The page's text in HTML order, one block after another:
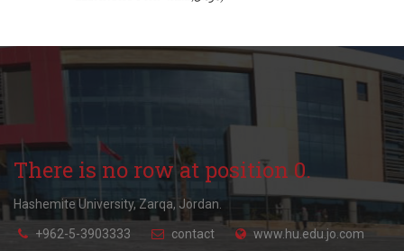
There is no row at position 0.
Hashemite University, Zarqa, Jordan.
+962-5-3903333 contact www.hu.edu.jo.com